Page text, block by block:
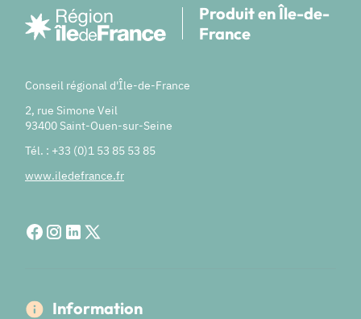
Produit en Île-de-
France
Conseil régional d'Île-de-France
2, rue Simone Veil
93400 Saint-Ouen-sur-Seine
Tél. : +33 (0)1 53 85 53 85
www.iledefrance.fr
Information